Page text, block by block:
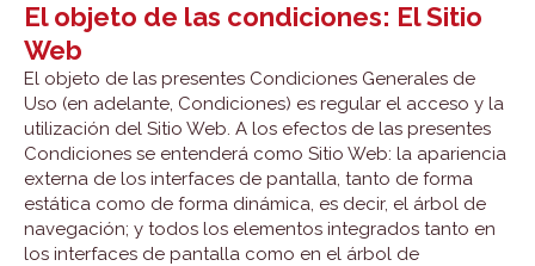
El objeto de las condiciones: El Sitio
Web
El objeto de las presentes Condiciones Generales de
Uso (en adelante, Condiciones) es regular el acceso y la
utilización del Sitio Web. A los efectos de las presentes
Condiciones se entenderá como Sitio Web: la apariencia
externa de los interfaces de pantalla, tanto de forma
estática como de forma dinámica, es decir, el árbol de
navegación; y todos los elementos integrados tanto en
los interfaces de pantalla como en el árbol de